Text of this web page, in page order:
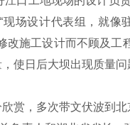
场设计代表组，就
改施工设计而不顾及
使日后大坝出现质量问
，多次带文伏波到北